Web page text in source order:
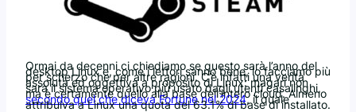
Ormai da decenni ci chiediamo se questo sarà l’anno del
desktop Linux e, come i lettori sanno bene, lo facciamo più
per scherzo che per altre ragioni. C’è infatti una verità
assoluta ed oggettiva a proposito di Linux: magari non
sarà il sistema operativo più usato dagli utenti casalinghi,
ma è certamente quello alla base dell’intero cloud. Almeno
secondo quel che diceva Fortune nel 2024, il quale
attribuiva a Linux una quota del 63.1% di base di installato.